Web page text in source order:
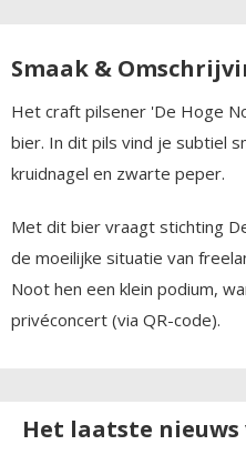
Smaak &
Het craft pilsener 'De Hoge
bier. In dit pils vind je subtiel
kruidnagel en zwarte peper.
Met dit bier vraagt stichting
de moeilijke situatie van
Noot hen een klein podium,
privéconcert (via QR-code).
Het laatste nieuws